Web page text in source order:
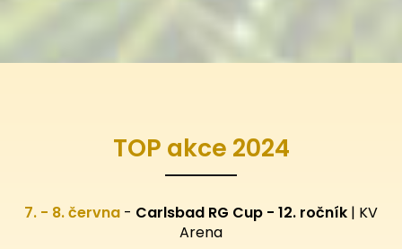
TOP akce 2024
7. - 8. června - Carlsbad RG Cup - 12. ročník | KV
Arena